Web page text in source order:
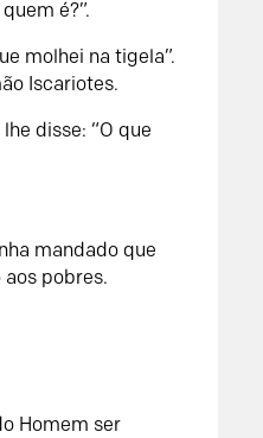
é?”.
molhei na tigela”.
Iscariotes.
disse: “O que
mandado que
pobres.
Homem ser